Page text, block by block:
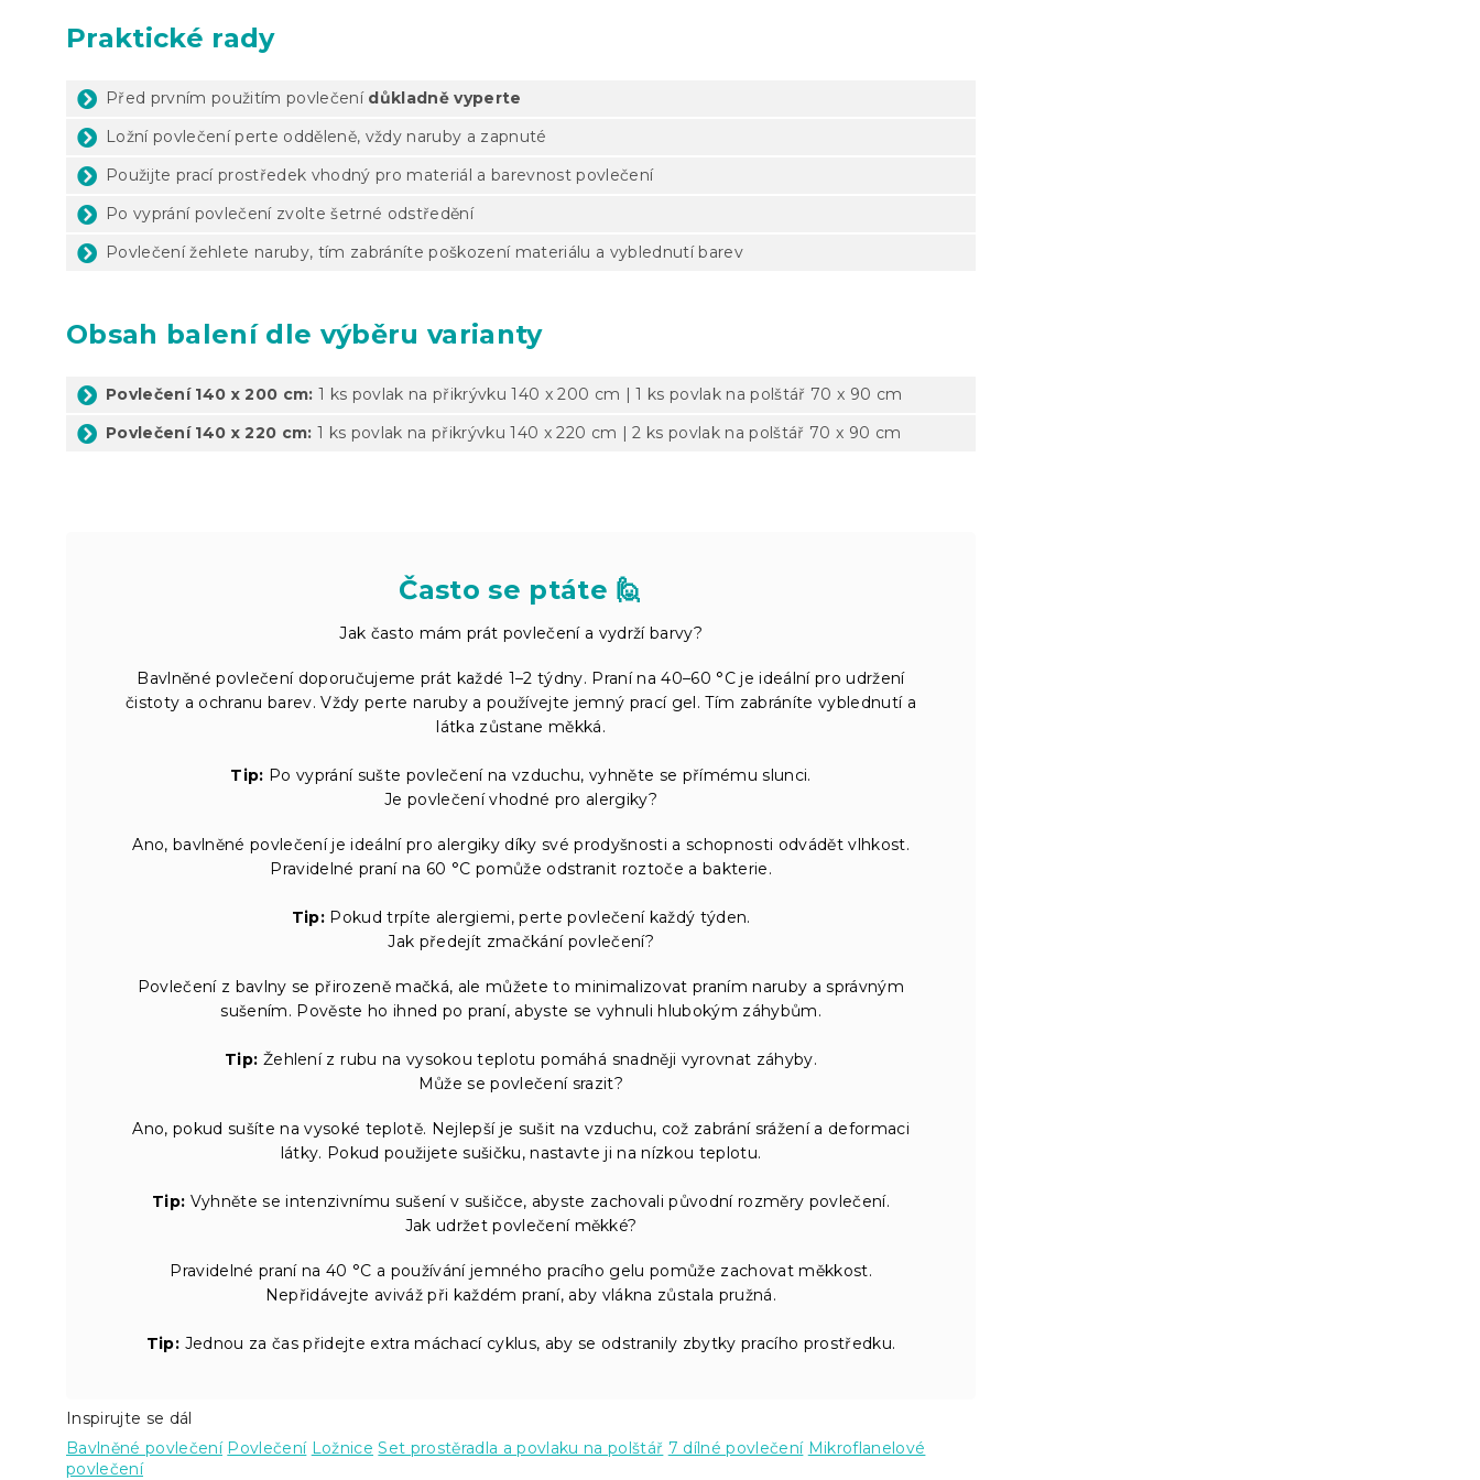
Praktické rady
Před prvním použitím povlečení důkladně vyperte
Ložní povlečení perte odděleně, vždy naruby a zapnuté
Použijte prací prostředek vhodný pro materiál a barevnost povlečení
Po vyprání povlečení zvolte šetrné odstředění
Povlečení žehlete naruby, tím zabráníte poškození materiálu a vyblednutí barev
Obsah balení dle výběru varianty
Povlečení 140 x 200 cm: 1 ks povlak na přikrývku 140 x 200 cm | 1 ks povlak na polštář 70 x 90 cm
Povlečení 140 x 220 cm: 1 ks povlak na přikrývku 140 x 220 cm | 2 ks povlak na polštář 70 x 90 cm
Často se ptáte 🙋
Jak často mám prát povlečení a vydrží barvy?
Bavlněné povlečení doporučujeme prát každé 1–2 týdny. Praní na 40–60 °C je ideální pro udržení
čistoty a ochranu barev. Vždy perte naruby a používejte jemný prací gel. Tím zabráníte vyblednutí a
látka zůstane měkká.
Tip: Po vyprání sušte povlečení na vzduchu, vyhněte se přímému slunci.
Je povlečení vhodné pro alergiky?
Ano, bavlněné povlečení je ideální pro alergiky díky své prodyšnosti a schopnosti odvádět vlhkost.
Pravidelné praní na 60 °C pomůže odstranit roztoče a bakterie.
Tip:Pokud trpíte alergiemi, perte povlečení každý týden.
Jak předejít zmačkání povlečení?
Povlečení z bavlny se přirozeně mačká, ale můžete to minimalizovat praním naruby a správným
sušením. Pověste ho ihned po praní, abyste se vyhnuli hlubokým záhybům.
Tip: Žehlení z rubu na vysokou teplotu pomáhá snadněji vyrovnat záhyby.
Může se povlečení srazit?
Ano, pokud sušíte na vysoké teplotě. Nejlepší je sušit na vzduchu, což zabrání srážení a deformaci
látky. Pokud použijete sušičku, nastavte ji na nízkou teplotu.
Tip: Vyhněte se intenzivnímu sušení v sušičce, abyste zachovali původní rozměry povlečení.
Jak udržet povlečení měkké?
Pravidelné praní na 40 °C a používání jemného pracího gelu pomůže zachovat měkkost.
Nepřidávejte aviváž při každém praní, aby vlákna zůstala pružná.
Tip: Jednou za čas přidejte extra máchací cyklus, aby se odstranily zbytky pracího prostředku.
Inspirujte se dál
Bavlněné povlečení Povlečení Ložnice Set prostěradla a povlaku na polštář 7 dílné povlečení Mikroflanelové
povlečení